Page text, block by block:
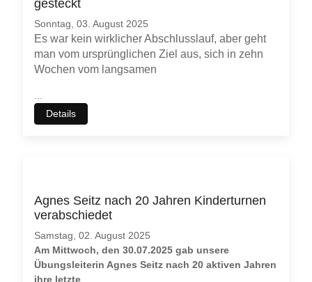
gesteckt
Sonntag, 03. August 2025
Es war kein wirklicher Abschlusslauf, aber geht
man vom ursprünglichen Ziel aus, sich in zehn
Wochen vom langsamen
Details
Agnes Seitz nach 20 Jahren Kinderturnen
verabschiedet
Samstag, 02. August 2025
Am Mittwoch, den 30.07.2025 gab unsere
Übungsleiterin Agnes Seitz nach 20 aktiven Jahren
ihre letzte